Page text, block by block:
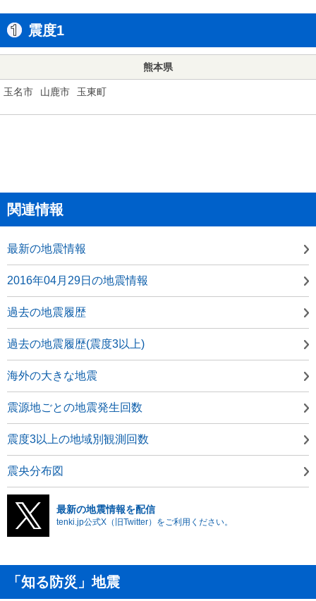
震度1
熊本県
玉名市 山鹿市 玉東町
関連情報
最新の地震情報
2016年04月29日の地震情報
過去の地震履歴
過去の地震履歴(震度3以上)
海外の大きな地震
震源地ごとの地震発生回数
震度3以上の地域別観測回数
震央分布図
最新の地震情報を配信
tenki.jp公式X（旧Twitter）をご利用ください。
「知る防災」地震